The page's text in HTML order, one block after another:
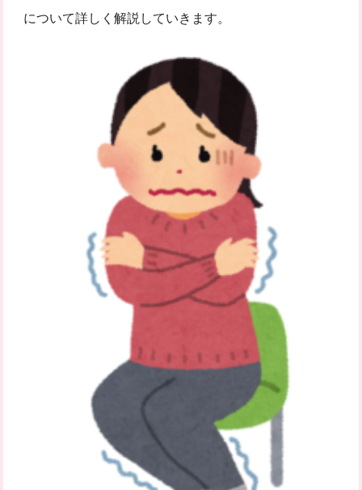
について詳しく解説していきます。